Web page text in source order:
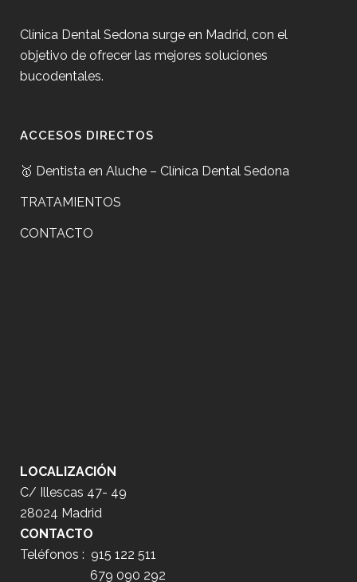
Clínica Dental Sedona surge en Madrid, con el
objetivo de ofrecer las mejores soluciones
bucodentales.
ACCESOS DIRECTOS
🥇 Dentista en Aluche – Clínica Dental Sedona
TRATAMIENTOS
CONTACTO
LOCALIZACIÓN
C/ Illescas 47- 49
28024 Madrid
CONTACTO
Teléfonos : 915 122 511
679 090 292